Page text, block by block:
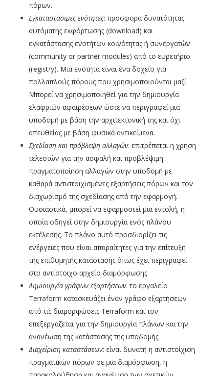
πόρων.
Εγκαταστάσιμες ενότητες: προσφορά δυνατότητας
αυτόματης εκφόρτωσης (download) και
εγκατάστασης ενοτήτων κοινότητας ή συνεργατών
(community or partner modules) από το ευρετήριο
(registry). Μια ενότητα είναι ένα δοχείο για
πολλαπλούς πόρους που χρησιμοποιούνται μαζί.
Μπορεί να χρησιμοποιηθεί για την δημιουργία
ελαφριών αφαιρέσεων ώστε να περιγραφεί μια
υποδομή με βάση την αρχιτεκτονική της και όχι
απευθείας με βάση φυσικά αντικείμενα.
Σχεδίαση και πρόβλεψη αλλαγών: επιτρέπεται η χρήση
τελεστών για την ασφαλή και προβλέψιμη
πραγματοποίηση αλλαγών στην υποδομή με
καθαρά αντιστοιχισμένες εξαρτήσεις πόρων και τον
διαχωρισμό της σχεδίασης από την εφαρμογή.
Ουσιαστικά, μπορεί να εφαρμοστεί μια εντολή, η
οποία οδηγεί στην δημιουργία ενός πλάνου
εκτέλεσης. Το πλάνο αυτό προσδιορίζει τις
ενέργειες που είναι απαραίτητες για την επίτευξη
της επιθυμητής κατάστασης όπως έχει περιγραφεί
στο αντίστοιχο αρχείο διαμόρφωσης.
Δημιουργία γράφων εξαρτήσεων: το εργαλείο
Terraform κατασκευάζει έναν γράφο εξαρτήσεων
από τις διαμορφώσεις Terraform και τον
επεξεργάζεται για την δημιουργία πλάνων και την
ανανέωση της κατάστασης της υποδομής.
Διαχείριση καταστάσεων: είναι δυνατή η αντιστοίχιση
πραγματικών πόρων σε μια διαμόρφωση, η